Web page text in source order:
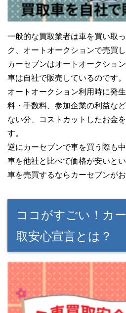
一般的な買取業者は車を買い取
ク、オートオークションで売買し
カーセブンはオートオークショ
車は自社で販売しているのです。
オートオークション利用時に発
料・手数料、参加企業の利益な
ない分、コストカットしたお金
す。
逆にカーセブンで車を買う際も
車を他社と比べて価格が安いと
車を売買するならカーセブンがお
ココがすごい！カ
取安心宣言とは？